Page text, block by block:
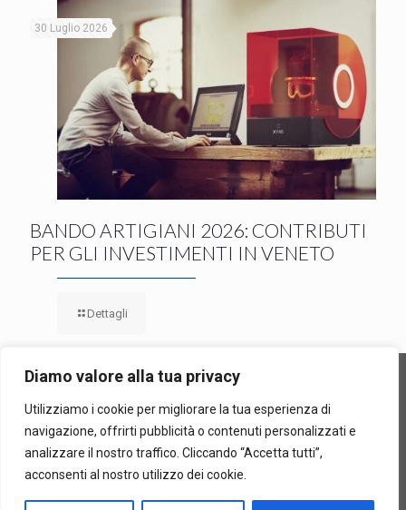
Diamo valore alla tua privacy
Utilizziamo i cookie per migliorare la tua esperienza di
navigazione, offrirti pubblicità o contenuti personalizzati e
analizzare il nostro traffico. Cliccando “Accetta tutti”,
acconsenti al nostro utilizzo dei cookie.
30 Luglio 2026
BANDO ARTIGIANI 2026: CONTRIBUTI
PER GLI INVESTIMENTI IN VENETO
Dettagli
Confiditer Cooperativa di Garanzia Collettiva Fidi, In Sigla
"Confiditer" | Via Sommacampagna, 63/h – 37137 Verona |
P.iva-CF 00712700236 |Privacy Policy